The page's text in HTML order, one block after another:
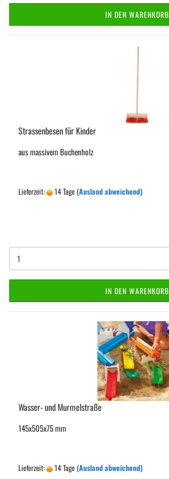
IN DEN WARENKORB
Strassenbesen für Kinder
aus massivem Buchenholz
Lieferzeit: 14 Tage(Ausland abweichend)
IN DEN WARENKORB
Wasser- und Murmelstraße
145x505x75 mm
Lieferzeit: 14 Tage(Ausland abweichend)